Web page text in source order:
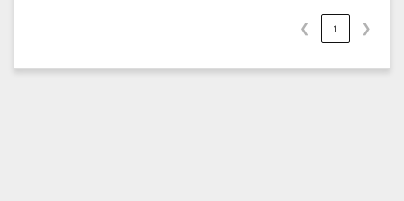
❮ 1 ❯